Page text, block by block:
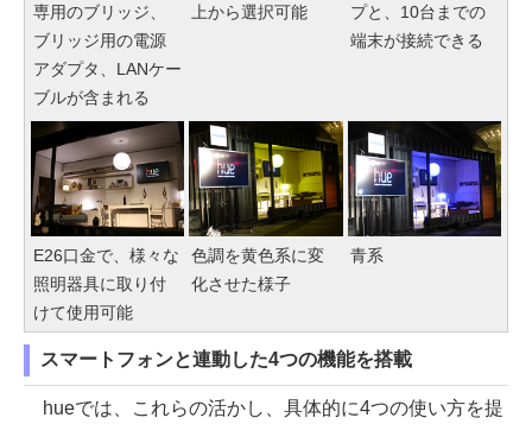
専用のブリッジ、
ブリッジ用の電源
アダプタ、LANケー
ブルが含まれる
上から選択可能
プと、10台までの
端末が接続できる
E26口金で、様々な
照明器具に取り付
けて使用可能
色調を黄色系に変
化させた様子
青系
スマートフォンと連動した4つの機能を搭載
hueでは、これらの活かし、具体的に4つの使い方を提